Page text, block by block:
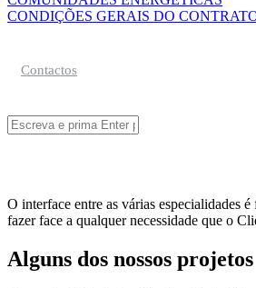
CONDIÇÕES GERAIS DO
Contactos
Pesquisar
O interface entre as várias especialidades
fazer face a qualquer necessidade que o
Alguns dos nossos projetos